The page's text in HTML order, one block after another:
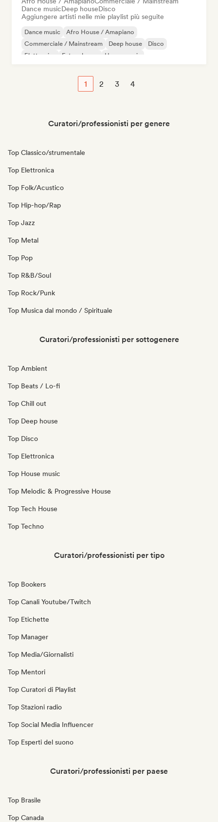
Dance musicDeep houseDisco
Aggiungere artisti nelle mie playlist più seguite
Dance music
Afro House / Amapiano
Commerciale / Mainstream
Deep house
Disco
Elettronica
Future house House music
1 2 3 4
Curatori/professionisti per genere
Top Classico/strumentale
Top Elettronica
Top Folk/Acustico
Top Hip-hop/Rap
Top Jazz
Top Metal
Top Pop
Top R&B/Soul
Top Rock/Punk
Top Musica dal mondo / Spirituale
Curatori/professionisti per sottogenere
Top Ambient
Top Beats / Lo-fi
Top Chill out
Top Deep house
Top Disco
Top Elettronica
Top House music
Top Melodic & Progressive House
Top Tech House
Top Techno
Curatori/professionisti per tipo
Top Bookers
Top Canali Youtube/Twitch
Top Etichette
Top Manager
Top Media/Giornalisti
Top Mentori
Top Curatori di Playlist
Top Stazioni radio
Top Social Media Influencer
Top Esperti del suono
Curatori/professionisti per paese
Top Brasile
Top Canada